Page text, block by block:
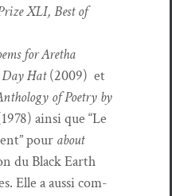
XLI, Best of
for Aretha
Hat(2009) et
of Poet­ry by
ain­si que “Le
pour about
du Black Earth
Elle a aus­si com­